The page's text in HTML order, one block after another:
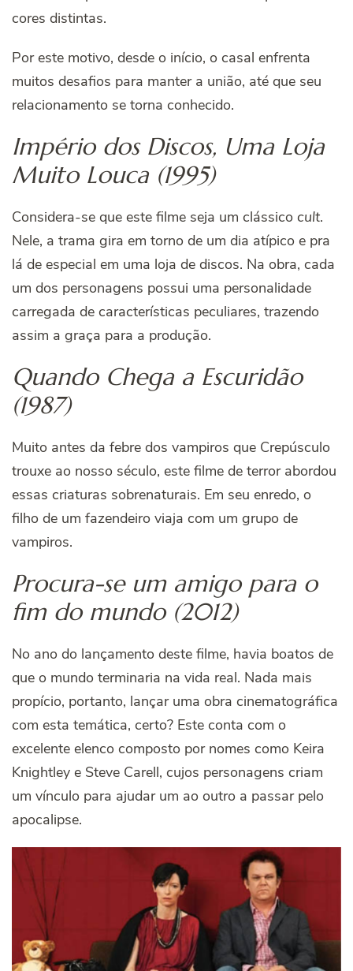
cores distintas.
Por este motivo, desde o início, o casal enfrenta
muitos desafios para manter a união, até que seu
relacionamento se torna conhecido.
Império dos Discos, Uma Loja
Muito Louca (1995)
Considera-se que este filme seja um clássico cult.
Nele, a trama gira em torno de um dia atípico e pra
lá de especial em uma loja de discos. Na obra, cada
um dos personagens possui uma personalidade
carregada de características peculiares, trazendo
assim a graça para a produção.
Quando Chega a Escuridão
(1987)
Muito antes da febre dos vampiros que Crepúsculo
trouxe ao nosso século, este filme de terror abordou
essas criaturas sobrenaturais. Em seu enredo, o
filho de um fazendeiro viaja com um grupo de
vampiros.
Procura-se um amigo para o
fim do mundo (2012)
No ano do lançamento deste filme, havia boatos de
que o mundo terminaria na vida real. Nada mais
propício, portanto, lançar uma obra cinematográfica
com esta temática, certo? Este conta com o
excelente elenco composto por nomes como Keira
Knightley e Steve Carell, cujos personagens criam
um vínculo para ajudar um ao outro a passar pelo
apocalipse.